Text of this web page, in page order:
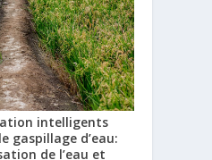
intelligents
gaspillage d’eau:
de l’eau et